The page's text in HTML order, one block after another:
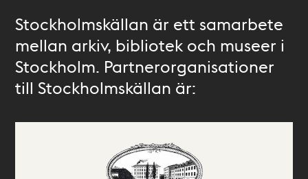
Stockholmskällan är ett samarbete
mellan arkiv, bibliotek och museer i
Stockholm. Partnerorganisationer
till Stockholmskällan är: